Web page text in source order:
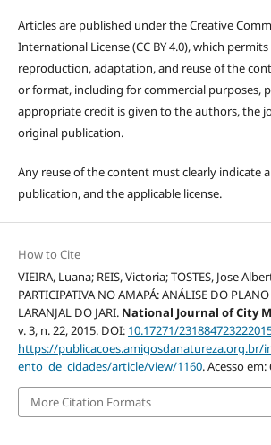
Articles are published under the Creative
International License (CC BY 4.0), which
reproduction, adaptation, and reuse of the
or format, including for commercial purposes,
appropriate credit is given to the authors, the
original publication.
Any reuse of the content must clearly indicate
publication, and the applicable license.
How to Cite
VIEIRA, Luana; REIS, Victoria; TOSTES, Jose
PARTICIPATIVA NO AMAPÁ: ANÁLISE DO
LARANJAL DO JARI. National Journal of City
v. 3, n. 22, 2015. DOI: 10.17271/
https://publicacoes.amigosdanatureza.org.br/
ento_de_cidades/article/view/1160. Acesso em:
More Citation Formats